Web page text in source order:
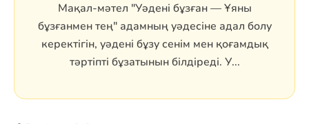
Мақал-мәтел "Уәдені бұзған — Ұяны
бұзғанмен тең" адамның уәдесіне адал болу
керектігін, уәдені бұзу сенім мен қоғамдық
тәртіпті бұзатынын білдіреді. У...